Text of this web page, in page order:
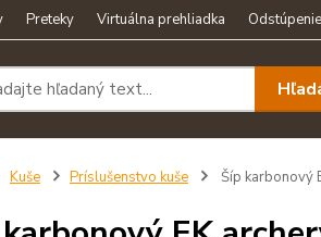
Preteky Virtuálna prehliadka
Kuše Príslušenstvo kuše Šíp karbonový